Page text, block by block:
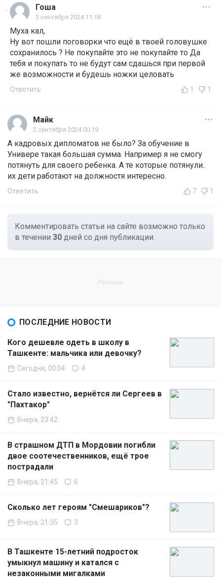
Гоша
3 сентября 2024 11:18
Муха кал,
Ну вот пошли поговорки что ещё в твоей головушке
сохранилось ? Не покупайте это не покупайте то Да
тебя и покупать то не будут сам сдашься при первой
же возможности и будешь ножки целовать
Ответить 1 1
Майк
2 сентября 2024 00:19
А кадровых дипломатов не было? За обучение в
Универе такая большая сумма. Например я не смогу
потянуть для своего ребенка. А те которые потянули..
их дети работают на должностя интересно.
Ответить 7 1
Комментировать статьи на сайте возможно только
в течении 30 дней со дня публикации.
ПОСЛЕДНИЕ НОВОСТИ
Кого дешевле одеть в школу в
Ташкенте: мальчика или девочку?
Сегодня, 00:04 4
Стало известно, вернётся ли Сергеев в
"Пахтакор"
Вчера, 23:42
В страшном ДТП в Мордовии погибли
двое соотечественников, ещё трое
пострадали
Вчера, 21:45 6
Сколько лет героям "Смешариков"?
Вчера, 21:35 3
В Ташкенте 15-летний подросток
умыкнул машину и катался с
незаконными мигалками